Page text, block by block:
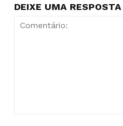
DEIXE UMA RESPOSTA